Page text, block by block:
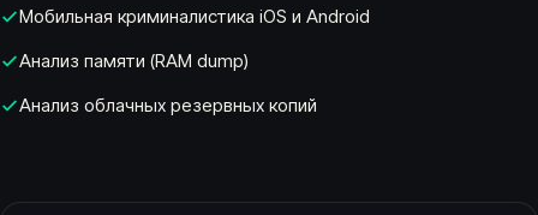
Мобильная криминалистика iOS и Android
Анализ памяти (RAM dump)
Анализ облачных резервных копий